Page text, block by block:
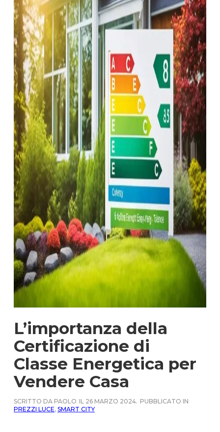
L’importanza della
Certificazione di
Classe Energetica per
Vendere Casa
SCRITTO DA PAOLO IL 26 MARZO 2024. PUBBLICATO IN
PREZZI LUCE, SMART CITY